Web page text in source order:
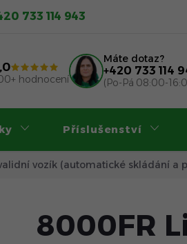
733 114 943
Příspěvky na invalidní vozík
hodnocení
Máte dotaz?
+420 733 114
(Po-Pá 08:00-
Příslušenství
vozík (automatické skládání a
8000FR